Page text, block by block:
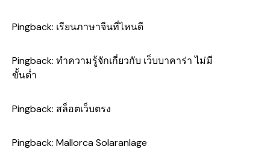
Pingback: เรียนภาษาจีนที่ไหนดี
Pingback: ทำความรู้จักเกี่ยวกับ เว็บบาคาร่า ไม่มี
ขั้นต่ำ
Pingback: สล็อตเว็บตรง
Pingback: Mallorca Solaranlage